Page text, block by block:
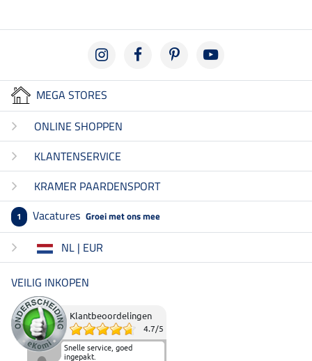
MEGA STORES
ONLINE SHOPPEN
KLANTENSERVICE
KRAMER PAARDENSPORT
1 Vacatures Groei met ons mee
NL | EUR
VEILIG INKOPEN
Klantbeoordelingen
4.7/5
Snelle service, goed
ingepakt.